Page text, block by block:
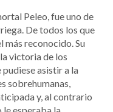
Peleo, fue uno de
De todos los que
más reconocido. Su
victoria de los
asistir a la
sobrehumanas,
y, al contrario